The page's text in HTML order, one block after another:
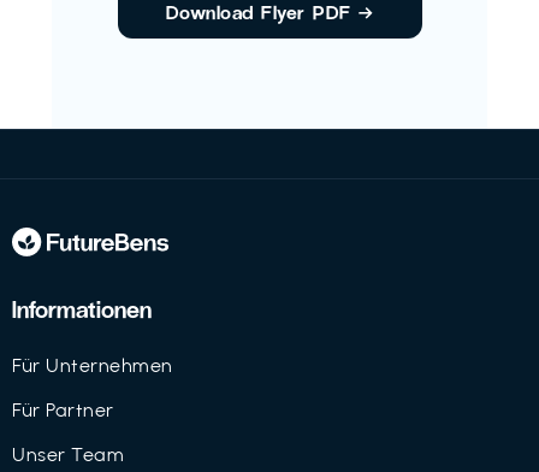
Download Flyer PDF →
Informationen
Für Unternehmen
Für Partner
Unser Team